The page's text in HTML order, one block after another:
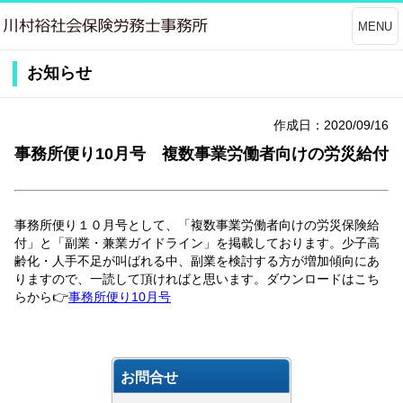
MENU
お知らせ
作成日：2020/09/16
事務所便り10月号 複数事業労働者向けの労災給付
事務所便り１０月号として、「複数事業労働者向けの労災保険給
付」と「副業・兼業ガイドライン」を掲載しております。少子高
齢化・人手不足が叫ばれる中、副業を検討する方が増加傾向にあ
りますので、一読して頂ければと思います。ダウンロードはこち
らから👉事務所便り10月号
お問合せ